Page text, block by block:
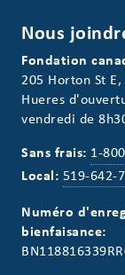
Nous
Fondation
205 Horton St
Hueres
vendredi de
Sans frais: 1-
Local: 519-642-
Numéro
bienfaisance: